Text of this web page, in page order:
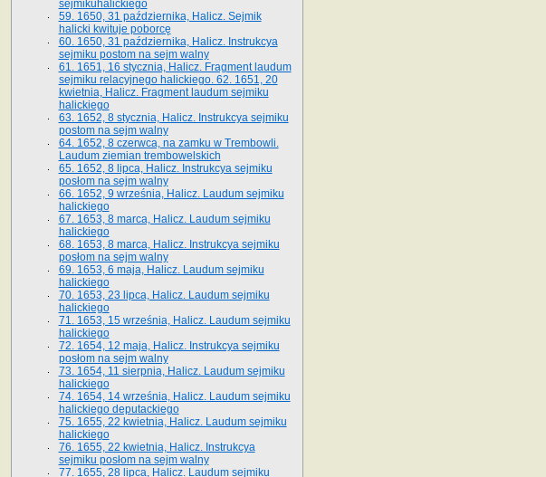
sejmikuhalickiego
59. 1650, 31 października, Halicz. Sejmik
halicki kwituje poborcę
60. 1650, 31 października, Halicz. Instrukcya
sejmiku postom na sejm walny
61. 1651, 16 stycznia, Halicz. Fragment laudum
sejmiku relacyjnego halickiego. 62. 1651, 20
kwietnia, Halicz. Fragment laudum sejmiku
halickiego
63. 1652, 8 stycznia, Halicz. Instrukcya sejmiku
postom na sejm walny
64. 1652, 8 czerwca, na zamku w Trembowli.
Laudum ziemian trembowelskich
65. 1652, 8 lipca, Halicz. Instrukcya sejmiku
posłom na sejm walny
66. 1652, 9 września, Halicz. Laudum sejmiku
halickiego
67. 1653, 8 marca, Halicz. Laudum sejmiku
halickiego
68. 1653, 8 marca, Halicz. Instrukcya sejmiku
posłom na sejm walny
69. 1653, 6 maja, Halicz. Laudum sejmiku
halickiego
70. 1653, 23 lipca, Halicz. Laudum sejmiku
halickiego
71. 1653, 15 września, Halicz. Laudum sejmiku
halickiego
72. 1654, 12 maja, Halicz. Instrukcya sejmiku
posłom na sejm walny
73. 1654, 11 sierpnia, Halicz. Laudum sejmiku
halickiego
74. 1654, 14 września, Halicz. Laudum sejmiku
halickiego deputackiego
75. 1655, 22 kwietnia, Halicz. Laudum sejmiku
halickiego
76. 1655, 22 kwietnia, Halicz. Instrukcya
sejmiku posłom na sejm walny
77. 1655, 28 lipca, Halicz. Laudum sejmiku